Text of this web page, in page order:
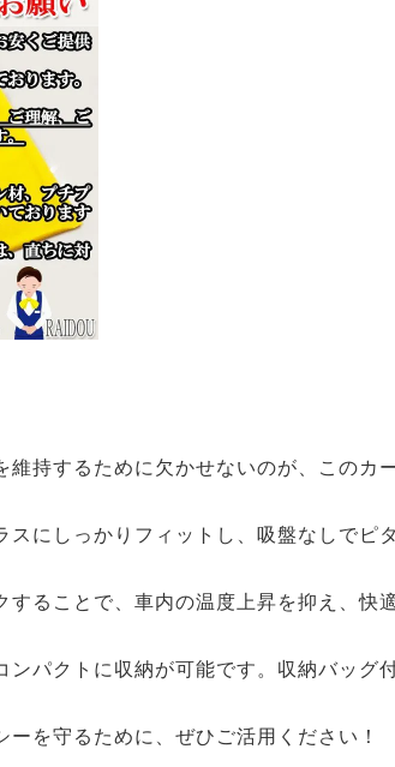
維持するために欠かせないのが、このカ
スにしっかりフィットし、吸盤なしでピ
することで、車内の温度上昇を抑え、快
ンパクトに収納が可能です。収納バッグ付
を守るために、ぜひご活用ください！